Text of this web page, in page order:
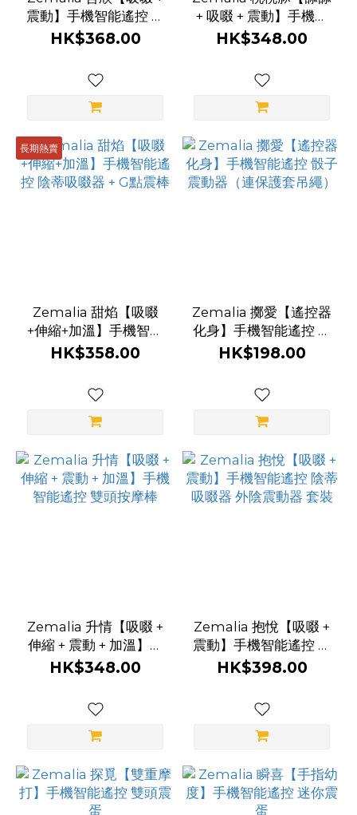
震動】手機智能遙控 陰
蒂吸啜器 震蛋 套裝
HK$368.00
+ 吸啜 + 震動】手機智
能遙控 陰蒂吸啜器 震蛋
HK$348.00
長期熱賣
Zemalia 甜焰【吸啜
+伸縮+加溫】手機智能
遙控 陰蒂吸啜器 + G點
HK$358.00
Zemalia 擲愛【遙控器
化身】手機智能遙控 骰
子震動器（連保護套吊
HK$198.00
Zemalia 升情【吸啜 +
伸縮 + 震動 + 加溫】手
機智能遙控 雙頭按摩棒
HK$348.00
Zemalia 抱悅【吸啜 +
震動】手機智能遙控 陰
蒂吸啜器 外陰震動器 套
HK$398.00